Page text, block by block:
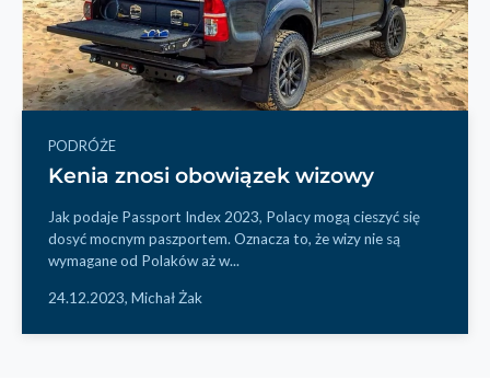
PODRÓŻE
Kenia znosi obowiązek wizowy
Jak podaje Passport Index 2023, Polacy mogą cieszyć się
dosyć mocnym paszportem. Oznacza to, że wizy nie są
wymagane od Polaków aż w...
24.12.2023, Michał Żak